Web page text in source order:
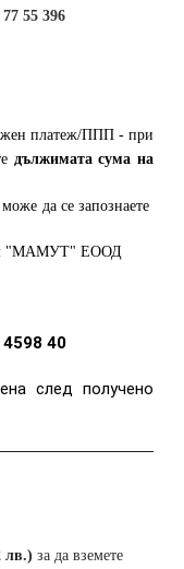
77 55 396
платеж/ППП - при
дължимата сума на
да се запознаете
"МАМУТ" ЕООД
4598 40
след получено
лв.) за да вземете